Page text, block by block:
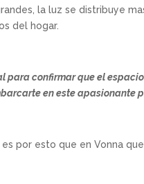
la luz se distribuye
del hogar.
para confirmar que el
en este apasionante
por esto que en Vonna